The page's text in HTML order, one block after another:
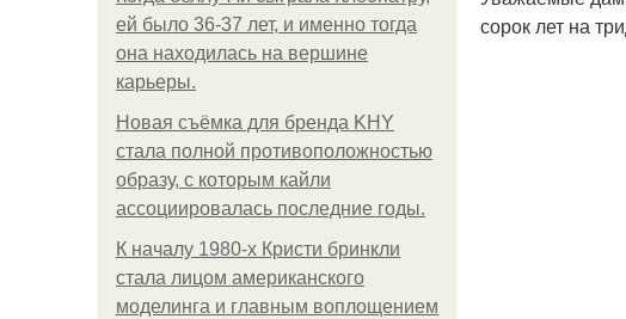
ей было 36-37 лет, и именно тогда
она находилась на вершине
карьеры.
Новая съёмка для бренда KHY
стала полной противоположностью
образу, с которым кайли
ассоциировалась последние годы.
К началу 1980-х Кристи бринкли
стала лицом американского
моделинга и главным воплощением
сорок лет на